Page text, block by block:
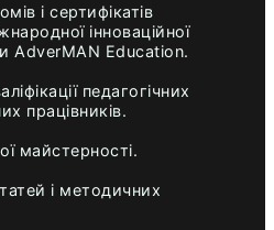
і сертифікатів
інноваційної
AdverMAN Education.
педагогічних
працівників.
майстерності.
і методичних